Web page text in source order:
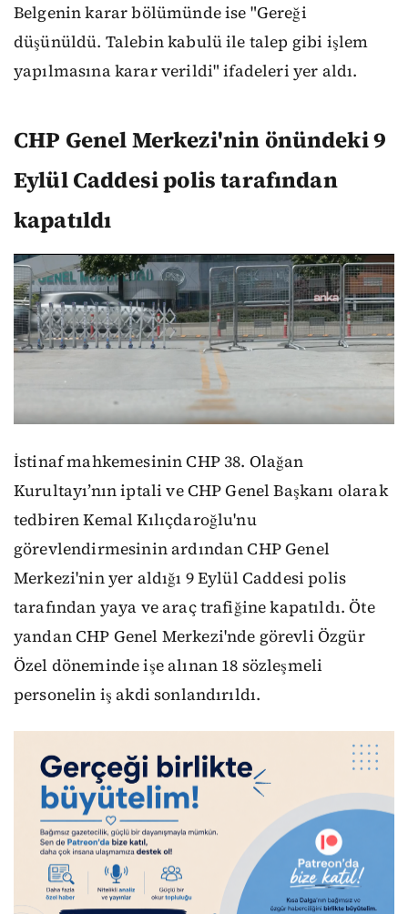
Belgenin karar bölümünde ise "Gereği
düşünüldü. Talebin kabulü ile talep gibi işlem
yapılmasına karar verildi" ifadeleri yer aldı.
CHP Genel Merkezi'nin önündeki 9
Eylül Caddesi polis tarafından
kapatıldı
İstinaf mahkemesinin CHP 38. Olağan
Kurultayı’nın iptali ve CHP Genel Başkanı olarak
tedbiren Kemal Kılıçdaroğlu'nu
görevlendirmesinin ardından CHP Genel
Merkezi'nin yer aldığı 9 Eylül Caddesi polis
tarafından yaya ve araç trafiğine kapatıldı. Öte
yandan CHP Genel Merkezi'nde görevli Özgür
Özel döneminde işe alınan 18 sözleşmeli
personelin iş akdi sonlandırıldı.